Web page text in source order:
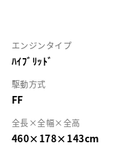
エンジンタイプ
ﾊｲﾌﾞﾘｯﾄﾞ
駆動方式
FF
全長×全幅×全高
460×178×143cm